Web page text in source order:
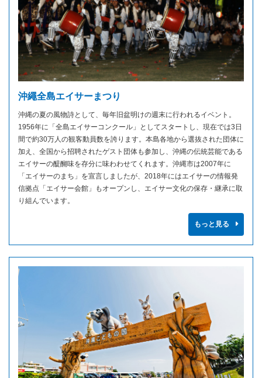
沖繩全島エイサーまつり
沖縄の夏の風物詩として、毎年旧盆明けの週末に行われるイベント。
1956年に「全島エイサーコンクール」としてスタートし、現在では3日
間で約30万人の観客動員数を誇ります。本島各地から選抜された団体に
加え、全国から招聘されたゲスト団体も参加し、沖縄の伝統芸能である
エイサーの醍醐味を存分に味わわせてくれます。沖縄市は2007年に
「エイサーのまち」を宣言しましたが、2018年にはエイサーの情報発
信拠点「エイサー会館」もオープンし、エイサー文化の保存・継承に取
り組んでいます。
もっと見る